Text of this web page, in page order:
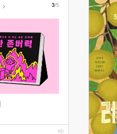
3/5